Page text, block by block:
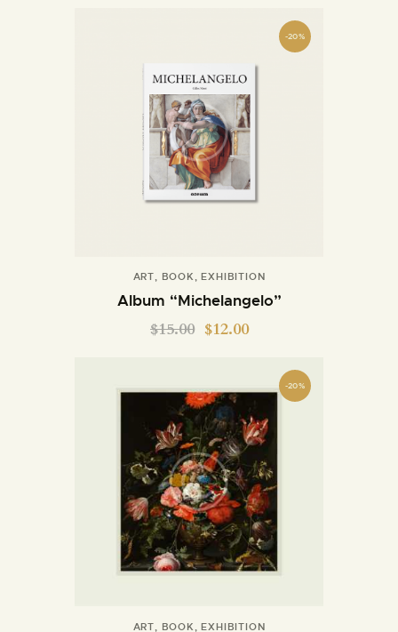
-20%
ART, BOOK ,EXHIBITION
Album “Michelangelo”
$15.00 $12.00
-20%
ART, BOOK ,EXHIBITION